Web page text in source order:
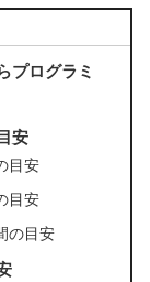
プログラミ
安
目安
目安
の目安